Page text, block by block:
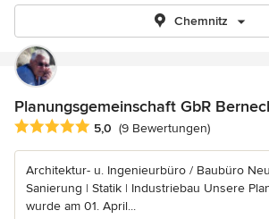
Chemnitz
Planungsgemeinschaft GbR
Durchschnittliche Bewertung: 5 von 5
5,0 (9 Bewertungen)
Architektur- u. Ingenieurbüro / Baubüro
Sanierung | Statik | Industriebau Unsere
wurde am 01. April...